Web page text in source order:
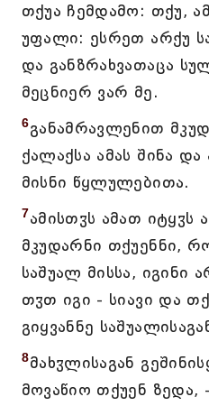
თქუა ჩემდამო: თქუ,
უფალი: ესრეთ არქუ
და განზრახვათაცა
მეცნიერ ვარ მე.
6განამრავლენით
ქალაქსა ამას შინა და
მისნი წყლულებითა.
7ამისთჳს ამათ იტყჳს
მკუდარნი თქუენნი,
საშუალ მისსა,
თჳთ იგი - სიავი და
გიყვანნე
8მახჳლისაგან
მოვაწიო თქუენ ზედა,